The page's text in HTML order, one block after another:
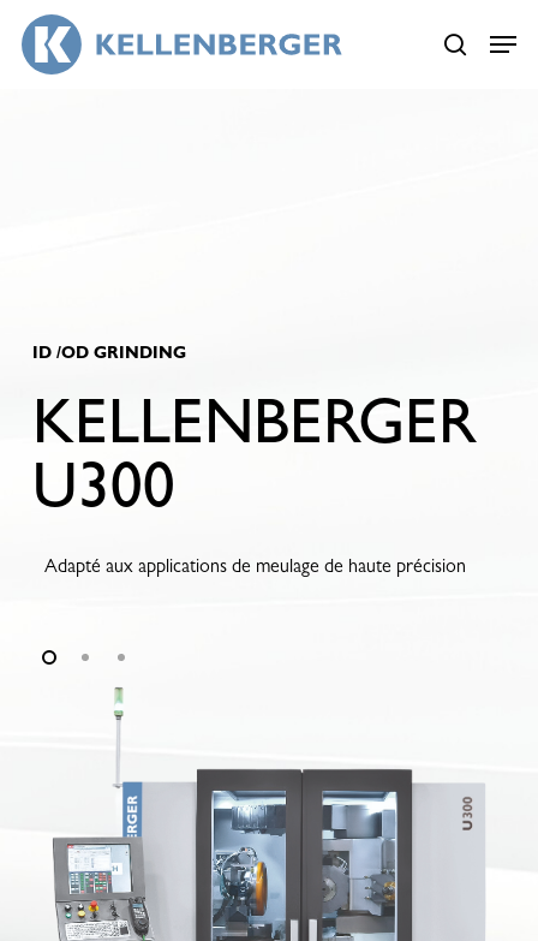
search
Menu
ID /OD GRINDING
KELLENBERGER
U300
Adapté aux applications de meulage de haute précision